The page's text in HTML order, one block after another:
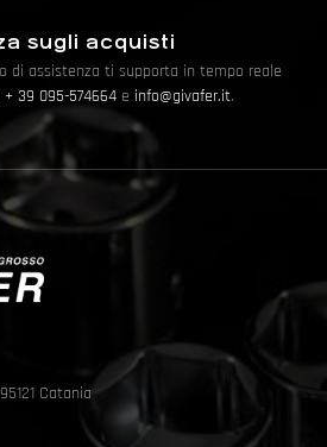
sugli acquisti
di assistenza ti supporta in tempo reale
+ 39 095-574664 e info@givafer.it.
Catania